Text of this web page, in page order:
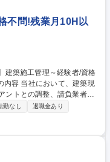
不問!残業月10H以
そして納期に向けた進捗の
心となります。 【当社の
を強みに、全国展開に向け
とした土木工事と、建設機
現可能～
勤なし
退職金あり